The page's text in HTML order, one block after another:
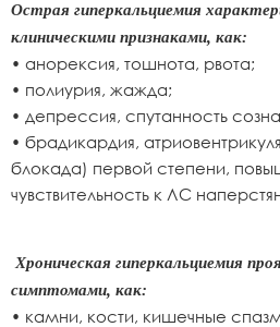
Острая гиперкальциемия
клиническими признаками, как:
• анорексия, тошнота, рвота;
• полиурия, жажда;
• депрессия, спутанность
• брадикардия,
блокада) первой степени,
чувствительность к ЛС
Хроническая гиперкальциемия
симптомами, как:
• камни, кости, кишечные